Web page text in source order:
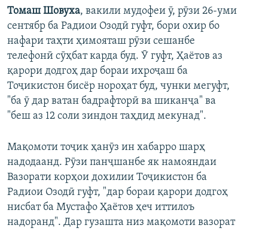
Томаш Шовуха, вакили мудофеи ӯ, рӯзи 26-уми
сентябр ба Радиои Озодӣ гуфт, бори охир бо
нафари таҳти ҳимояташ рӯзи сешанбе
телефонӣ сӯҳбат карда буд. Ӯ гуфт, Ҳаётов аз
қарори додгоҳ дар бораи ихроҷаш ба
Тоҷикистон бисёр нороҳат буд, чунки мегуфт,
"ба ӯ дар ватан бадрафторӣ ва шиканҷа" ва
"беш аз 12 соли зиндон таҳдид мекунад".
Мақомоти тоҷик ҳанӯз ин хабарро шарҳ
надодаанд. Рӯзи панҷшанбе як намояндаи
Вазорати корҳои дохилии Тоҷикистон ба
Радиои Озодӣ гуфт, "дар бораи қарори додгоҳ
нисбат ба Мустафо Ҳаётов ҳеч иттилоъ
надоранд". Дар гузашта низ мақомоти вазорат